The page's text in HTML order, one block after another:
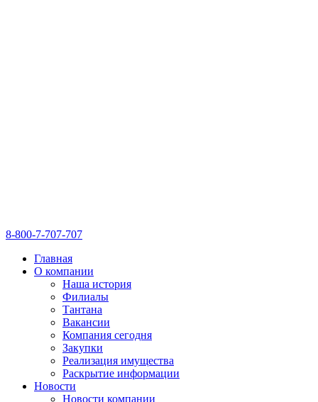
8-800-7-707-707
Главная
О компании
Наша история
Филиалы
Тантана
Вакансии
Компания сегодня
Закупки
Реализация имущества
Раскрытие информации
Новости
Новости компании